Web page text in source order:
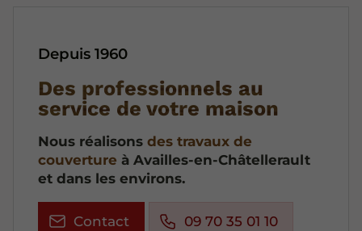
Depuis 1960
Des professionnels au
service de votre maison
Nous réalisons des travaux de
couverture à Availles-en-Châtellerault
et dans les environs.
Contact 09 70 35 01 10